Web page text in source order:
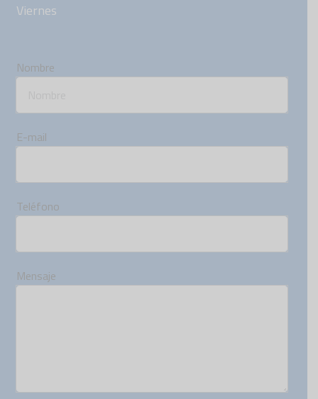
Viernes
Nombre
E-mail
Teléfono
Mensaje